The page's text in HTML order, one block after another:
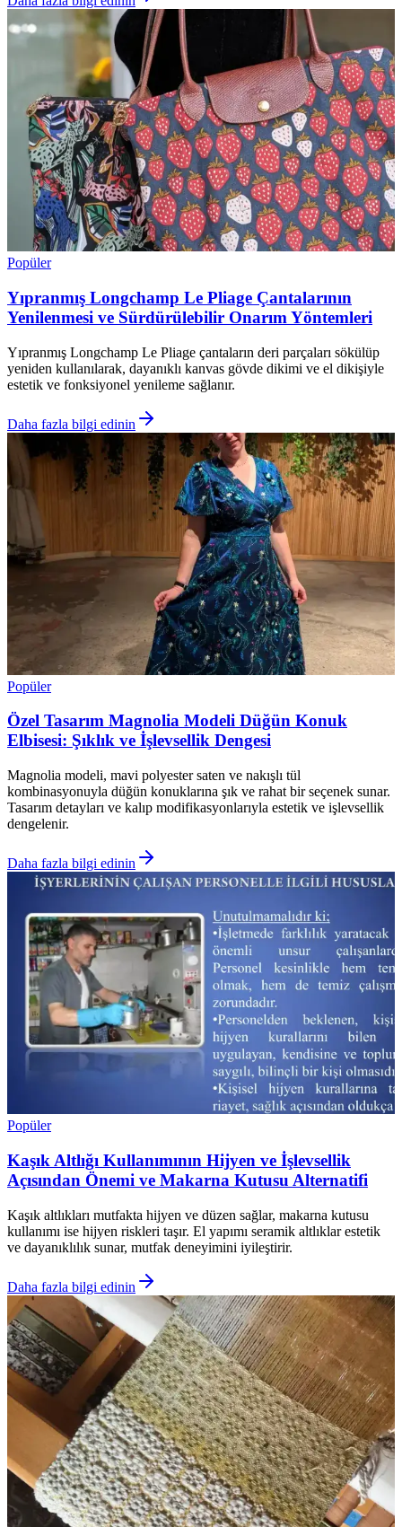
Popüler
Yıpranmış Longchamp Le Pliage Çantalarının
Yenilenmesi ve Sürdürülebilir Onarım Yöntemleri
Yıpranmış Longchamp Le Pliage çantaların deri parçaları sökülüp
yeniden kullanılarak, dayanıklı kanvas gövde dikimi ve el dikişiyle
estetik ve fonksiyonel yenileme sağlanır.
Daha fazla bilgi edinin
Popüler
Özel Tasarım Magnolia Modeli Düğün Konuk
Elbisesi: Şıklık ve İşlevsellik Dengesi
Magnolia modeli, mavi polyester saten ve nakışlı tül
kombinasyonuyla düğün konuklarına şık ve rahat bir seçenek sunar.
Tasarım detayları ve kalıp modifikasyonlarıyla estetik ve işlevsellik
dengelenir.
Daha fazla bilgi edinin
Popüler
Kaşık Altlığı Kullanımının Hijyen ve İşlevsellik
Açısından Önemi ve Makarna Kutusu Alternatifi
Kaşık altlıkları mutfakta hijyen ve düzen sağlar, makarna kutusu
kullanımı ise hijyen riskleri taşır. El yapımı seramik altlıklar estetik
ve dayanıklılık sunar, mutfak deneyimini iyileştirir.
Daha fazla bilgi edinin